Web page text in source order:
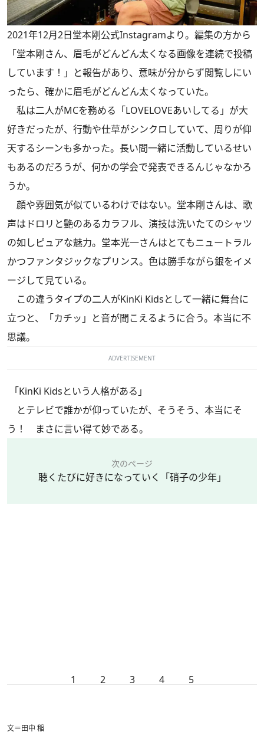
2021年12月2日堂本剛公式Instagramより。編集の方から
「堂本剛さん、眉毛がどんどん太くなる画像を連続で投稿
しています！」と報告があり、意味が分からず閲覧しにい
ったら、確かに眉毛がどんどん太くなっていた。
私は二人がMCを務める「LOVELOVEあいしてる」が大
好きだったが、行動や仕草がシンクロしていて、周りが仰
天するシーンも多かった。長い間一緒に活動しているせい
もあるのだろうが、何かの学会で発表できるんじゃなかろ
うか。
顔や雰囲気が似ているわけではない。堂本剛さんは、歌
声はドロリと艶のあるカラフル、演技は洗いたてのシャツ
の如しピュアな魅力。堂本光一さんはとてもニュートラル
かつファンタジックなプリンス。色は勝手ながら銀をイメ
ージして見ている。
この違うタイプの二人がKinKi Kidsとして一緒に舞台に
立つと、「カチッ」と音が聞こえるように合う。本当に不
思議。
ADVERTISEMENT
「KinKi Kidsという人格がある」
とテレビで誰かが仰っていたが、そうそう、本当にそ
う！ まさに言い得て妙である。
次のページ
聴くたびに好きになっていく「硝子の少年」
1 2 3 4 5
文＝田中 稲